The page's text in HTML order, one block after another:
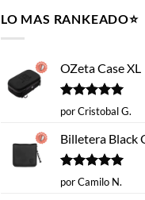
LO MAS RANKEADO⭐️
OZeta Case XL
Valorado
con
por Cristobal G.
Billetera Black
Valorado
con
por Camilo N.